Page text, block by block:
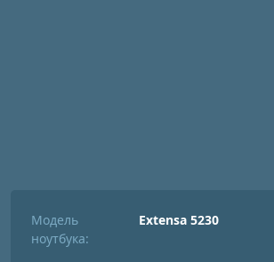
Модель
ноутбука:
Extensa 5230